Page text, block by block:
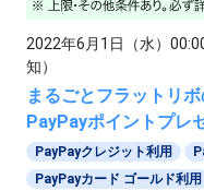
2022年6月1日（水）
知）
まるごとフラットリ
PayPayポイントプレ
PayPayクレジット利用
PayPayカード ゴールド利用